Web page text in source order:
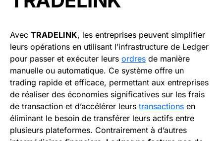
Avec TRADELINK, les entreprises peuvent simplifier
leurs opérations en utilisant l’infrastructure de Ledger
pour passer et exécuter leurs ordres de manière
manuelle ou automatique. Ce système offre un
trading rapide et efficace, permettant aux entreprises
de réaliser des économies significatives sur les frais
de transaction et d’accélérer leurs transactions en
éliminant le besoin de transférer leurs actifs entre
plusieurs plateformes. Contrairement à d’autres